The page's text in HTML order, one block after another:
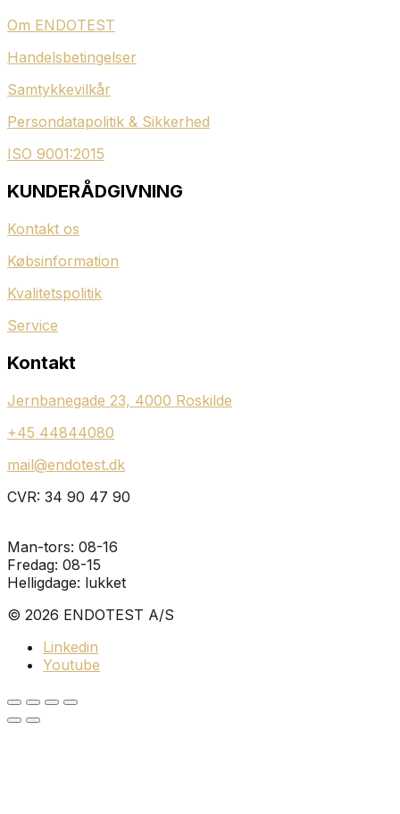
Om ENDOTEST
Handelsbetingelser
Samtykkevilkår
Persondatapolitik & Sikkerhed
ISO 9001:2015
KUNDERÅDGIVNING
Kontakt os
Købsinformation
Kvalitetspolitik
Service
Kontakt
Jernbanegade 23, 4000 Roskilde
+45 44844080
mail@endotest.dk
CVR: 34 90 47 90
Man-tors: 08-16
Fredag: 08-15
Helligdage: lukket
© 2026 ENDOTEST A/S
Linkedin
Youtube